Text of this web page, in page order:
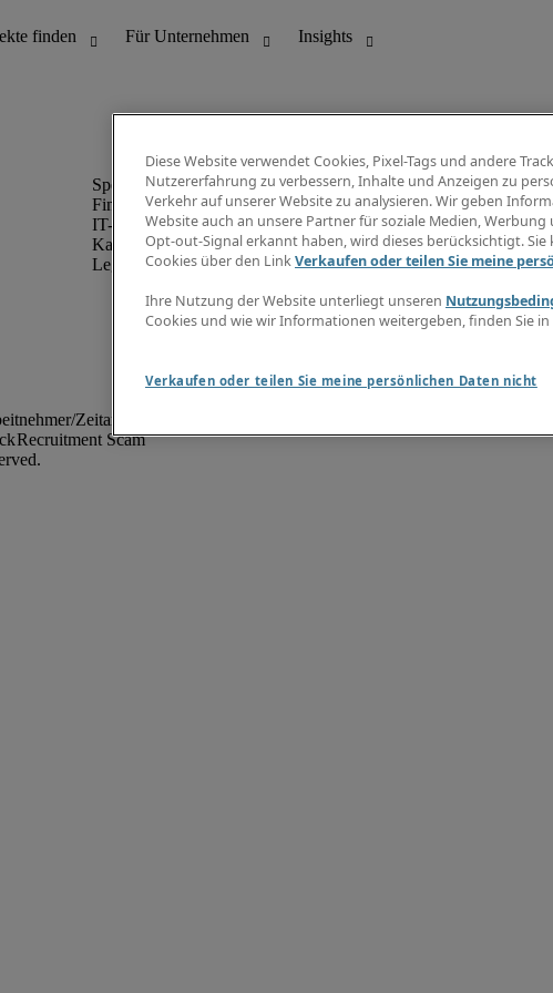
Finanz- & Rechnungswesen
IT-Bereich
Kaufmännischer Bereich
Legal
Info Center
Jobübersicht
E-Learning
Zeitarbeitskräfte
Recruitment Scam
Diese Website verwendet Cookies, Pixel-Tags und andere
Nutzererfahrung zu verbessern, Inhalte und Anzeigen zu
Verkehr auf unserer Website zu analysieren. Wir geben
Website auch an unsere Partner für soziale Medien, Werbung
Opt-out-Signal erkannt haben, wird dieses berücksichtigt.
Cookies über den LinkVerkaufen oder teilen Sie meine
Ihre Nutzung der Website unterliegt unseren
Cookies und wie wir Informationen weitergeben, finden Sie
Verkaufen oder teilen Sie meine persönlichen Daten nicht